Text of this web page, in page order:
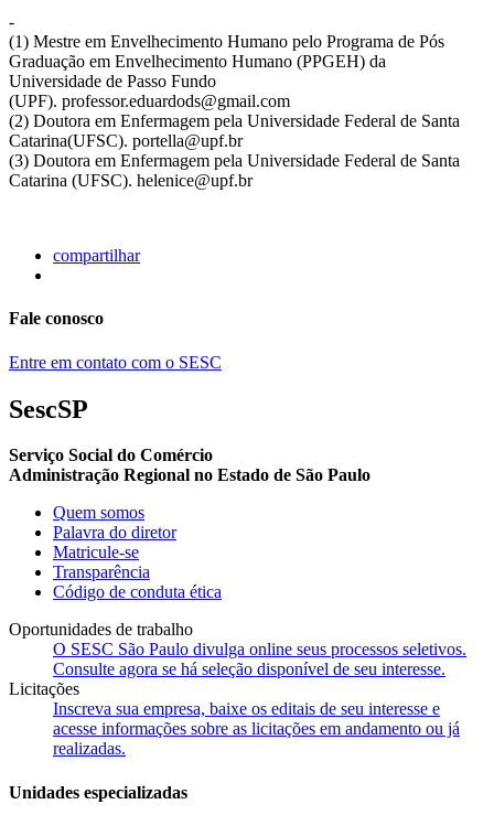
-
(1) Mestre em Envelhecimento Humano pelo Programa de Pós
Graduação em Envelhecimento Humano (PPGEH) da
Universidade de Passo Fundo
(UPF). professor.eduardods@gmail.com
(2) Doutora em Enfermagem pela Universidade Federal de Santa
Catarina(UFSC). portella@upf.br
(3) Doutora em Enfermagem pela Universidade Federal de Santa
Catarina (UFSC). helenice@upf.br
compartilhar
Fale conosco
Entre em contato com o SESC
SescSP
Serviço Social do Comércio
Administração Regional no Estado de São Paulo
Quem somos
Palavra do diretor
Matricule-se
Transparência
Código de conduta ética
Oportunidades de trabalho
O SESC São Paulo divulga online seus processos seletivos.
Consulte agora se há seleção disponível de seu interesse.
Licitações
Inscreva sua empresa, baixe os editais de seu interesse e
acesse informações sobre as licitações em andamento ou já
realizadas.
Unidades especializadas